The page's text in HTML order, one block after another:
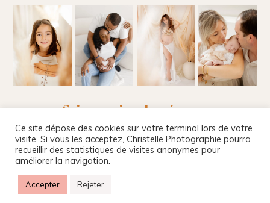
Suivez-moi sur les réseaux
Christelle Beney Photographie
Agnes Colombo & Romain Kersulec
légales
Ce site dépose des cookies sur votre terminal lors de votre
visite. Si vous les acceptez, Christelle Photographie pourra
recueillir des statistiques de visites anonymes pour
améliorer la navigation.
Accepter Rejeter